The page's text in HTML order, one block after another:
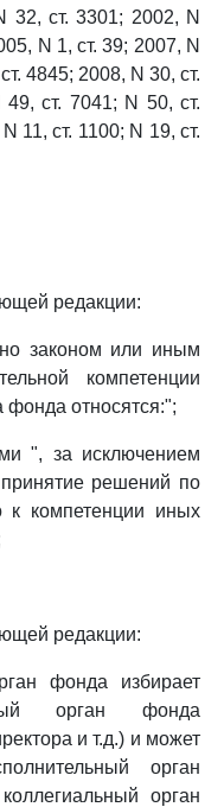
32, ст. 3301; 2002, N
N 1, ст. 39; 2007, N
4845; 2008, N 30, ст.
ст. 7041; N 50, ст.
11, ст. 1100; N 19, ст.
редакции:
законом или иным
компетенции
фонда относятся:";
", за исключением
решений по
к компетенции иных
редакции:
фонда избирает
орган фонда
и т.д.) и может
орган
орган